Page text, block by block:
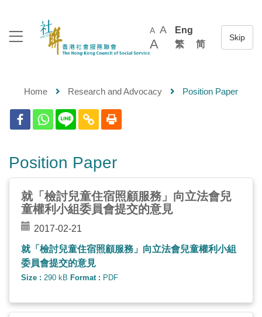
A A
A
Eng
繁
简
Home Research and Advocacy Position Paper
Position Paper
就「檢討兒童住宿照顧服務」向立法會兒
童權利小組委員會提交的意見
2017-02-21
就「檢討兒童住宿照顧服務」向立法會兒童權利小組
委員會提交的意見
Size : 290 kB Format : PDF